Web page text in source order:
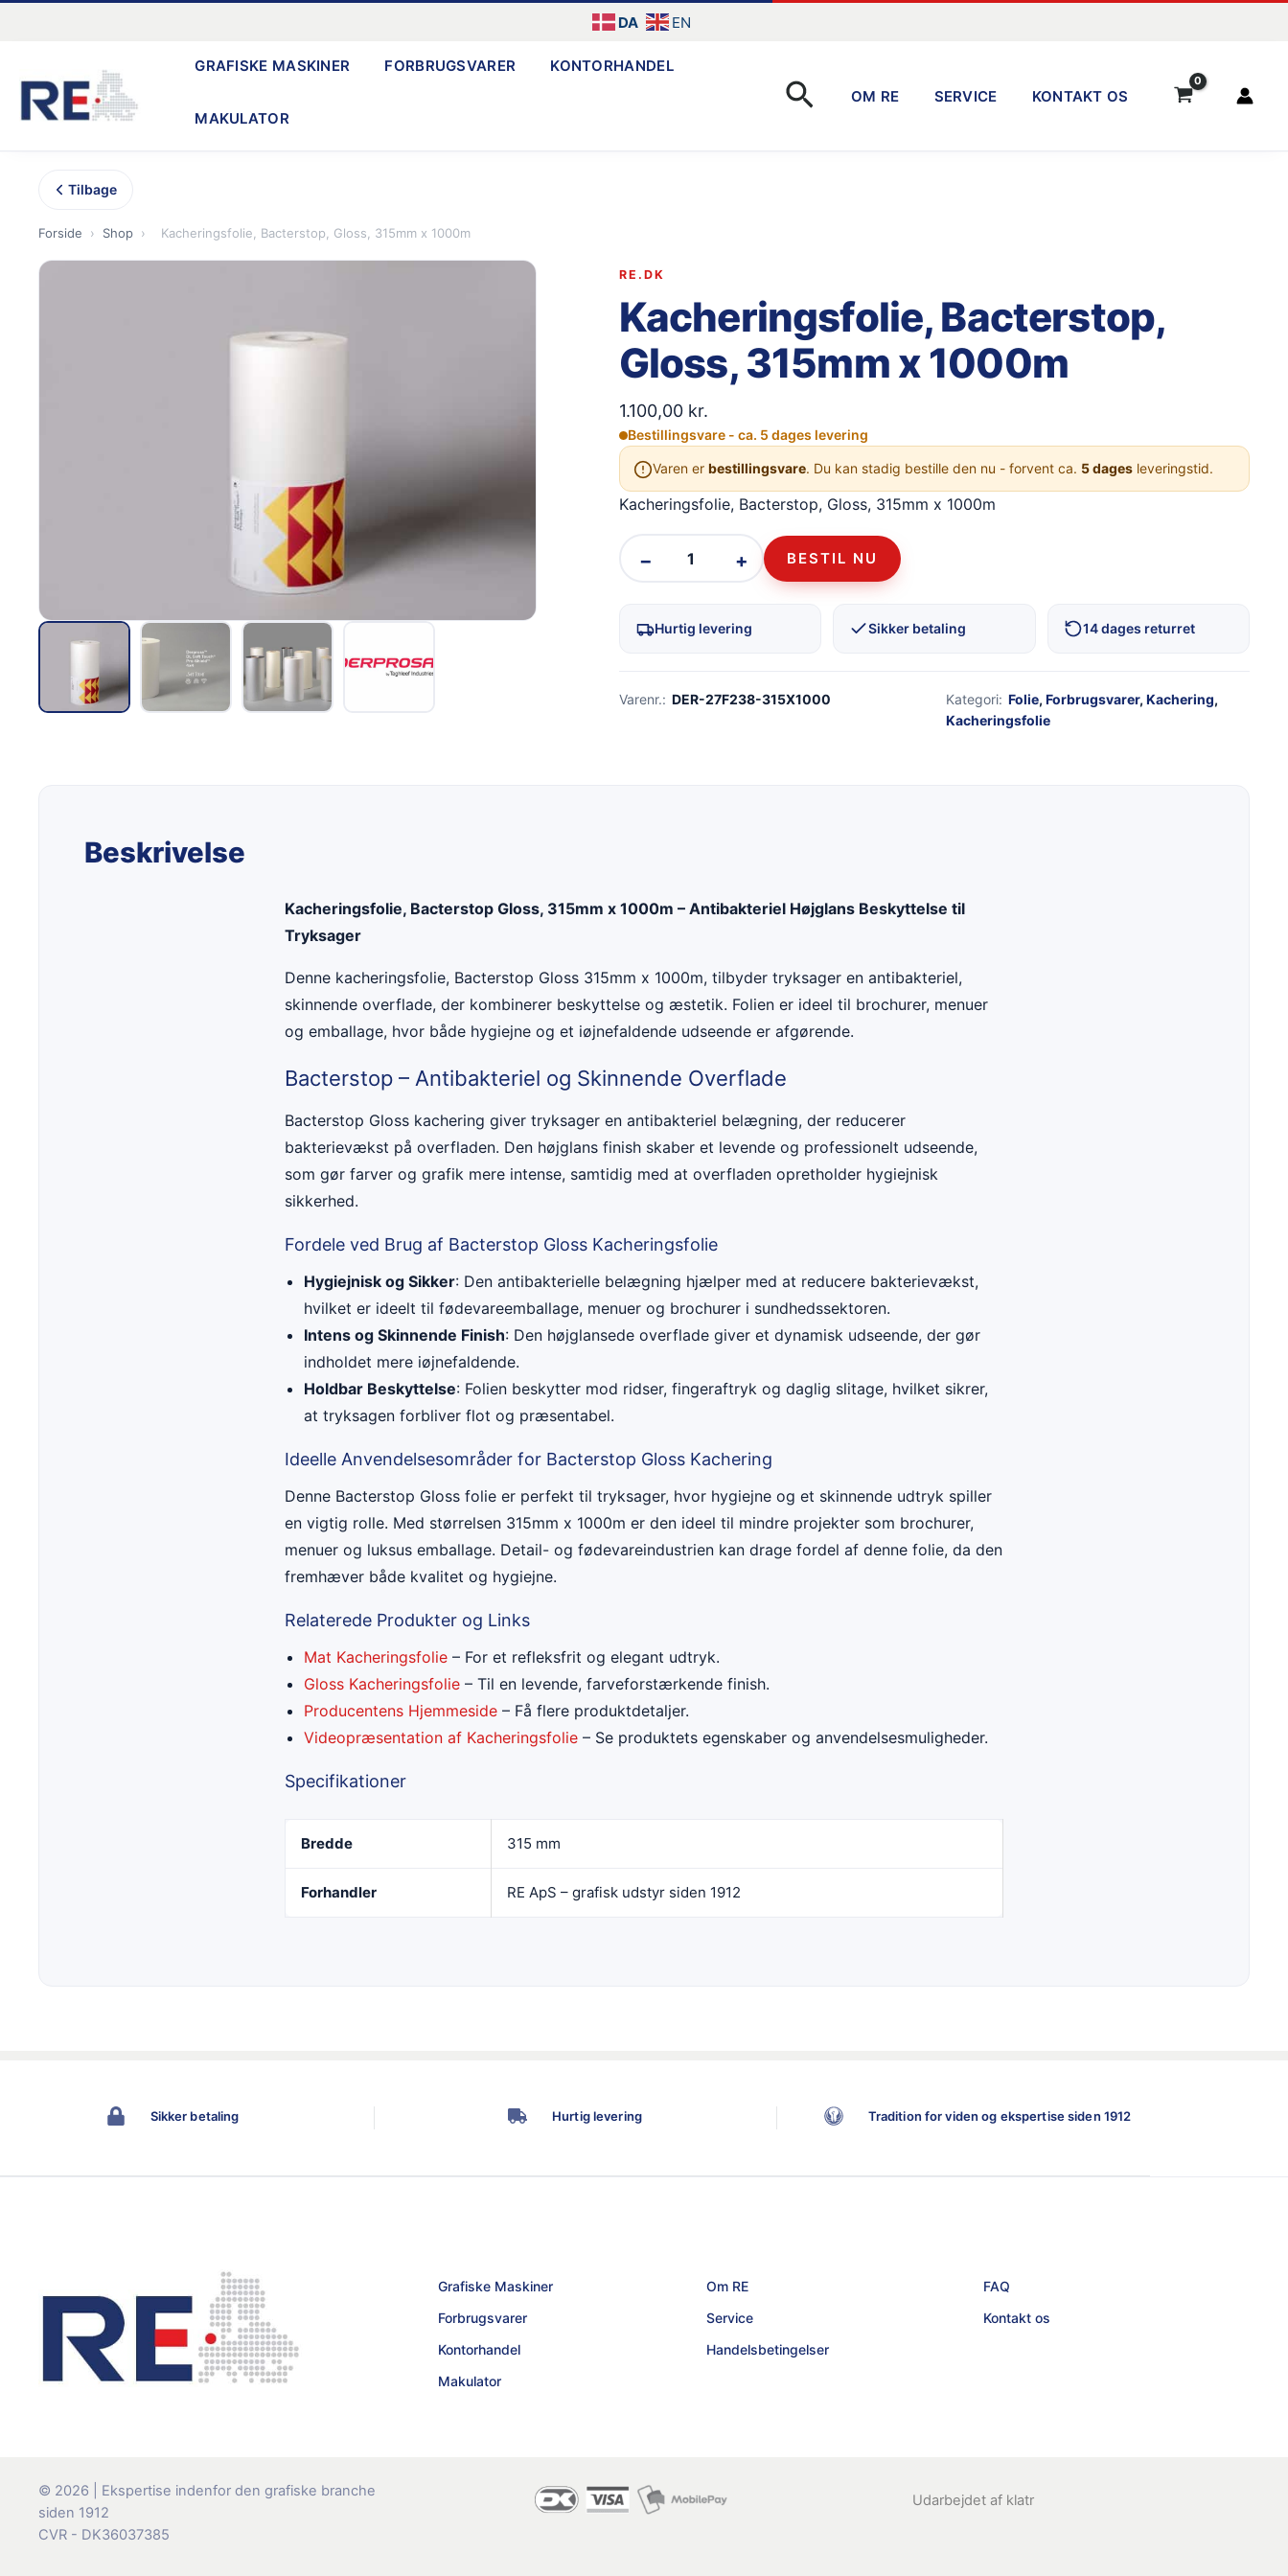
indholdet
DA EN
GRAFISKE MASKINER FORBRUGSVARER KONTORHANDEL
MAKULATOR
Søg OM RE SERVICE KONTAKT OS
Tilbage
Forside › Shop › Kacheringsfolie, Bacterstop, Gloss, 315mm x 1000m
RE.DK
Kacheringsfolie, Bacterstop,
Gloss, 315mm x 1000m
1.100,00 kr.
Bestillingsvare - ca. 5 dages levering
Varen er bestillingsvare. Du kan stadig bestille den nu - forvent ca. 5 dagesleveringstid.
Kacheringsfolie, Bacterstop, Gloss, 315mm x 1000m
− + BESTIL NU
Hurtig levering Sikker betaling 14 dages returret
Varenr.: DER-27F238-315X1000 Kategori: Folie, Forbrugsvarer, Kachering,
Kacheringsfolie
Beskrivelse
Kacheringsfolie, Bacterstop Gloss, 315mm x 1000m – Antibakteriel Højglans Beskyttelse til
Tryksager
Denne kacheringsfolie, Bacterstop Gloss 315mm x 1000m, tilbyder tryksager en antibakteriel,
skinnende overflade, der kombinerer beskyttelse og æstetik. Folien er ideel til brochurer, menuer
og emballage, hvor både hygiejne og et iøjnefaldende udseende er afgørende.
Bacterstop – Antibakteriel og Skinnende Overflade
Bacterstop Gloss kachering giver tryksager en antibakteriel belægning, der reducerer
bakterievækst på overfladen. Den højglans finish skaber et levende og professionelt udseende,
som gør farver og grafik mere intense, samtidig med at overfladen opretholder hygiejnisk
sikkerhed.
Fordele ved Brug af Bacterstop Gloss Kacheringsfolie
Hygiejnisk og Sikker: Den antibakterielle belægning hjælper med at reducere bakterievækst,
hvilket er ideelt til fødevareemballage, menuer og brochurer i sundhedssektoren.
Intens og Skinnende Finish: Den højglansede overflade giver et dynamisk udseende, der gør
indholdet mere iøjnefaldende.
Holdbar Beskyttelse: Folien beskytter mod ridser, fingeraftryk og daglig slitage, hvilket sikrer,
at tryksagen forbliver flot og præsentabel.
Ideelle Anvendelsesområder for Bacterstop Gloss Kachering
Denne Bacterstop Gloss folie er perfekt til tryksager, hvor hygiejne og et skinnende udtryk spiller
en vigtig rolle. Med størrelsen 315mm x 1000m er den ideel til mindre projekter som brochurer,
menuer og luksus emballage. Detail- og fødevareindustrien kan drage fordel af denne folie, da den
fremhæver både kvalitet og hygiejne.
Relaterede Produkter og Links
Mat Kacheringsfolie – For et refleksfrit og elegant udtryk.
Gloss Kacheringsfolie – Til en levende, farveforstærkende finish.
Producentens Hjemmeside – Få flere produktdetaljer.
Videopræsentation af Kacheringsfolie – Se produktets egenskaber og anvendelsesmuligheder.
Specifikationer
Bredde 315 mm
Forhandler RE ApS – grafisk udstyr siden 1912
Sikker betaling Hurtig levering Tradition for viden og ekspertise siden 1912
Grafiske Maskiner
Forbrugsvarer
Kontorhandel
Makulator
Om RE
Service
Handelsbetingelser
FAQ
Kontakt os
© 2026 | Ekspertise indenfor den grafiske branche
siden 1912
CVR - DK36037385
Udarbejdet af klatr